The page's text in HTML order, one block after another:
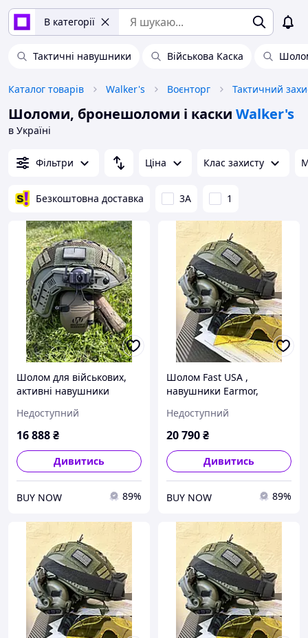
В категорії
Тактичні навушники Військова Каска
Каталог товарів Walker's Воєнторг Тактичний
Шоломи, бронешоломи і каски Walker's
в Україні
Фільтри Ціна Клас захисту
Безкоштовна доставка 3А 1
Шолом для військових,
активні навушники
з планкою пікатіні
Недоступний
16 888₴
Дивитись
BUY NOW 89%
Шолом Fast USA ,
навушники Earmor,
адаптери для навушників
чебурашки (USA)
Недоступний
20 790₴
Дивитись
BUY NOW 89%